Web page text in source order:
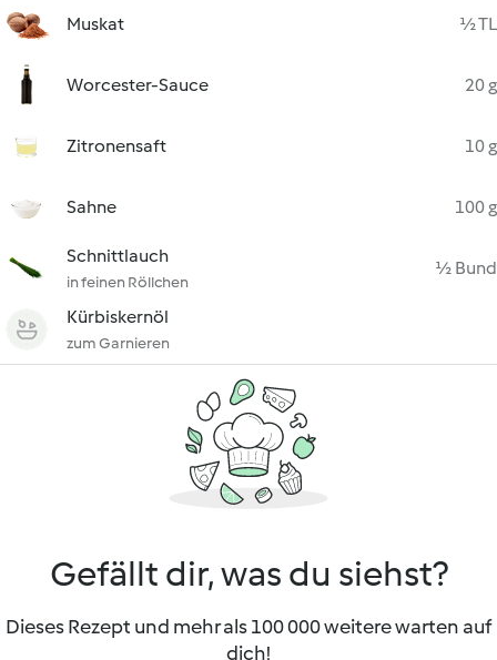
Muskat ½ TL
Worcester-Sauce 20 g
Zitronensaft 10 g
Sahne 100 g
Schnittlauch
in feinen Röllchen
½ Bund
Kürbiskernöl
zum Garnieren
Gefällt dir, was du siehst?
Dieses Rezept und mehr als 100 000 weitere warten auf
dich!